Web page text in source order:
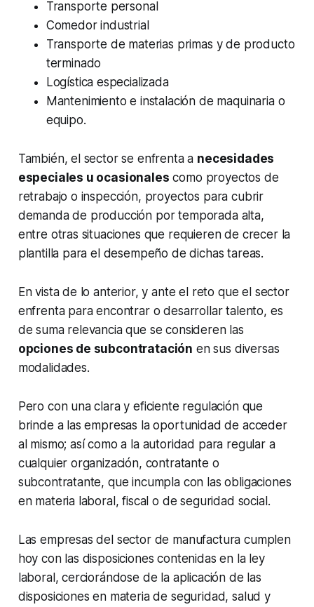
Transporte personal
Comedor industrial
Transporte de materias primas y de producto
terminado
Logística especializada
Mantenimiento e instalación de maquinaria o
equipo.
También, el sector se enfrenta a necesidades
especiales u ocasionales como proyectos de
retrabajo o inspección, proyectos para cubrir
demanda de producción por temporada alta,
entre otras situaciones que requieren de crecer la
plantilla para el desempeño de dichas tareas.
En vista de lo anterior, y ante el reto que el sector
enfrenta para encontrar o desarrollar talento, es
de suma relevancia que se consideren las
opciones de subcontratación en sus diversas
modalidades.
Pero con una clara y eficiente regulación que
brinde a las empresas la oportunidad de acceder
al mismo; así como a la autoridad para regular a
cualquier organización, contratante o
subcontratante, que incumpla con las obligaciones
en materia laboral, fiscal o de seguridad social.
Las empresas del sector de manufactura cumplen
hoy con las disposiciones contenidas en la ley
laboral, cerciorándose de la aplicación de las
disposiciones en materia de seguridad, salud y